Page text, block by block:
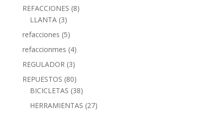
REFACCIONES (8)
LLANTA (3)
refacciones (5)
refaccionmes (4)
REGULADOR (3)
REPUESTOS (80)
BICICLETAS (38)
HERRAMIENTAS (27)